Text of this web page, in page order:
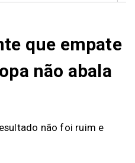
que empate
não abala
não foi ruim e